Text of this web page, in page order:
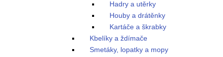
Hadry a utěrky
Houby a drátěnky
Kartáče a škrabky
Kbelíky a ždímače
Smetáky, lopatky a mopy